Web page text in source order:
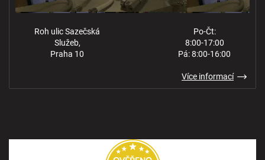
Roh ulic Sazečská
Služeb,
Praha 10
Po-Čt:
8:00-17:00
Pá: 8:00-16:00
Více informací